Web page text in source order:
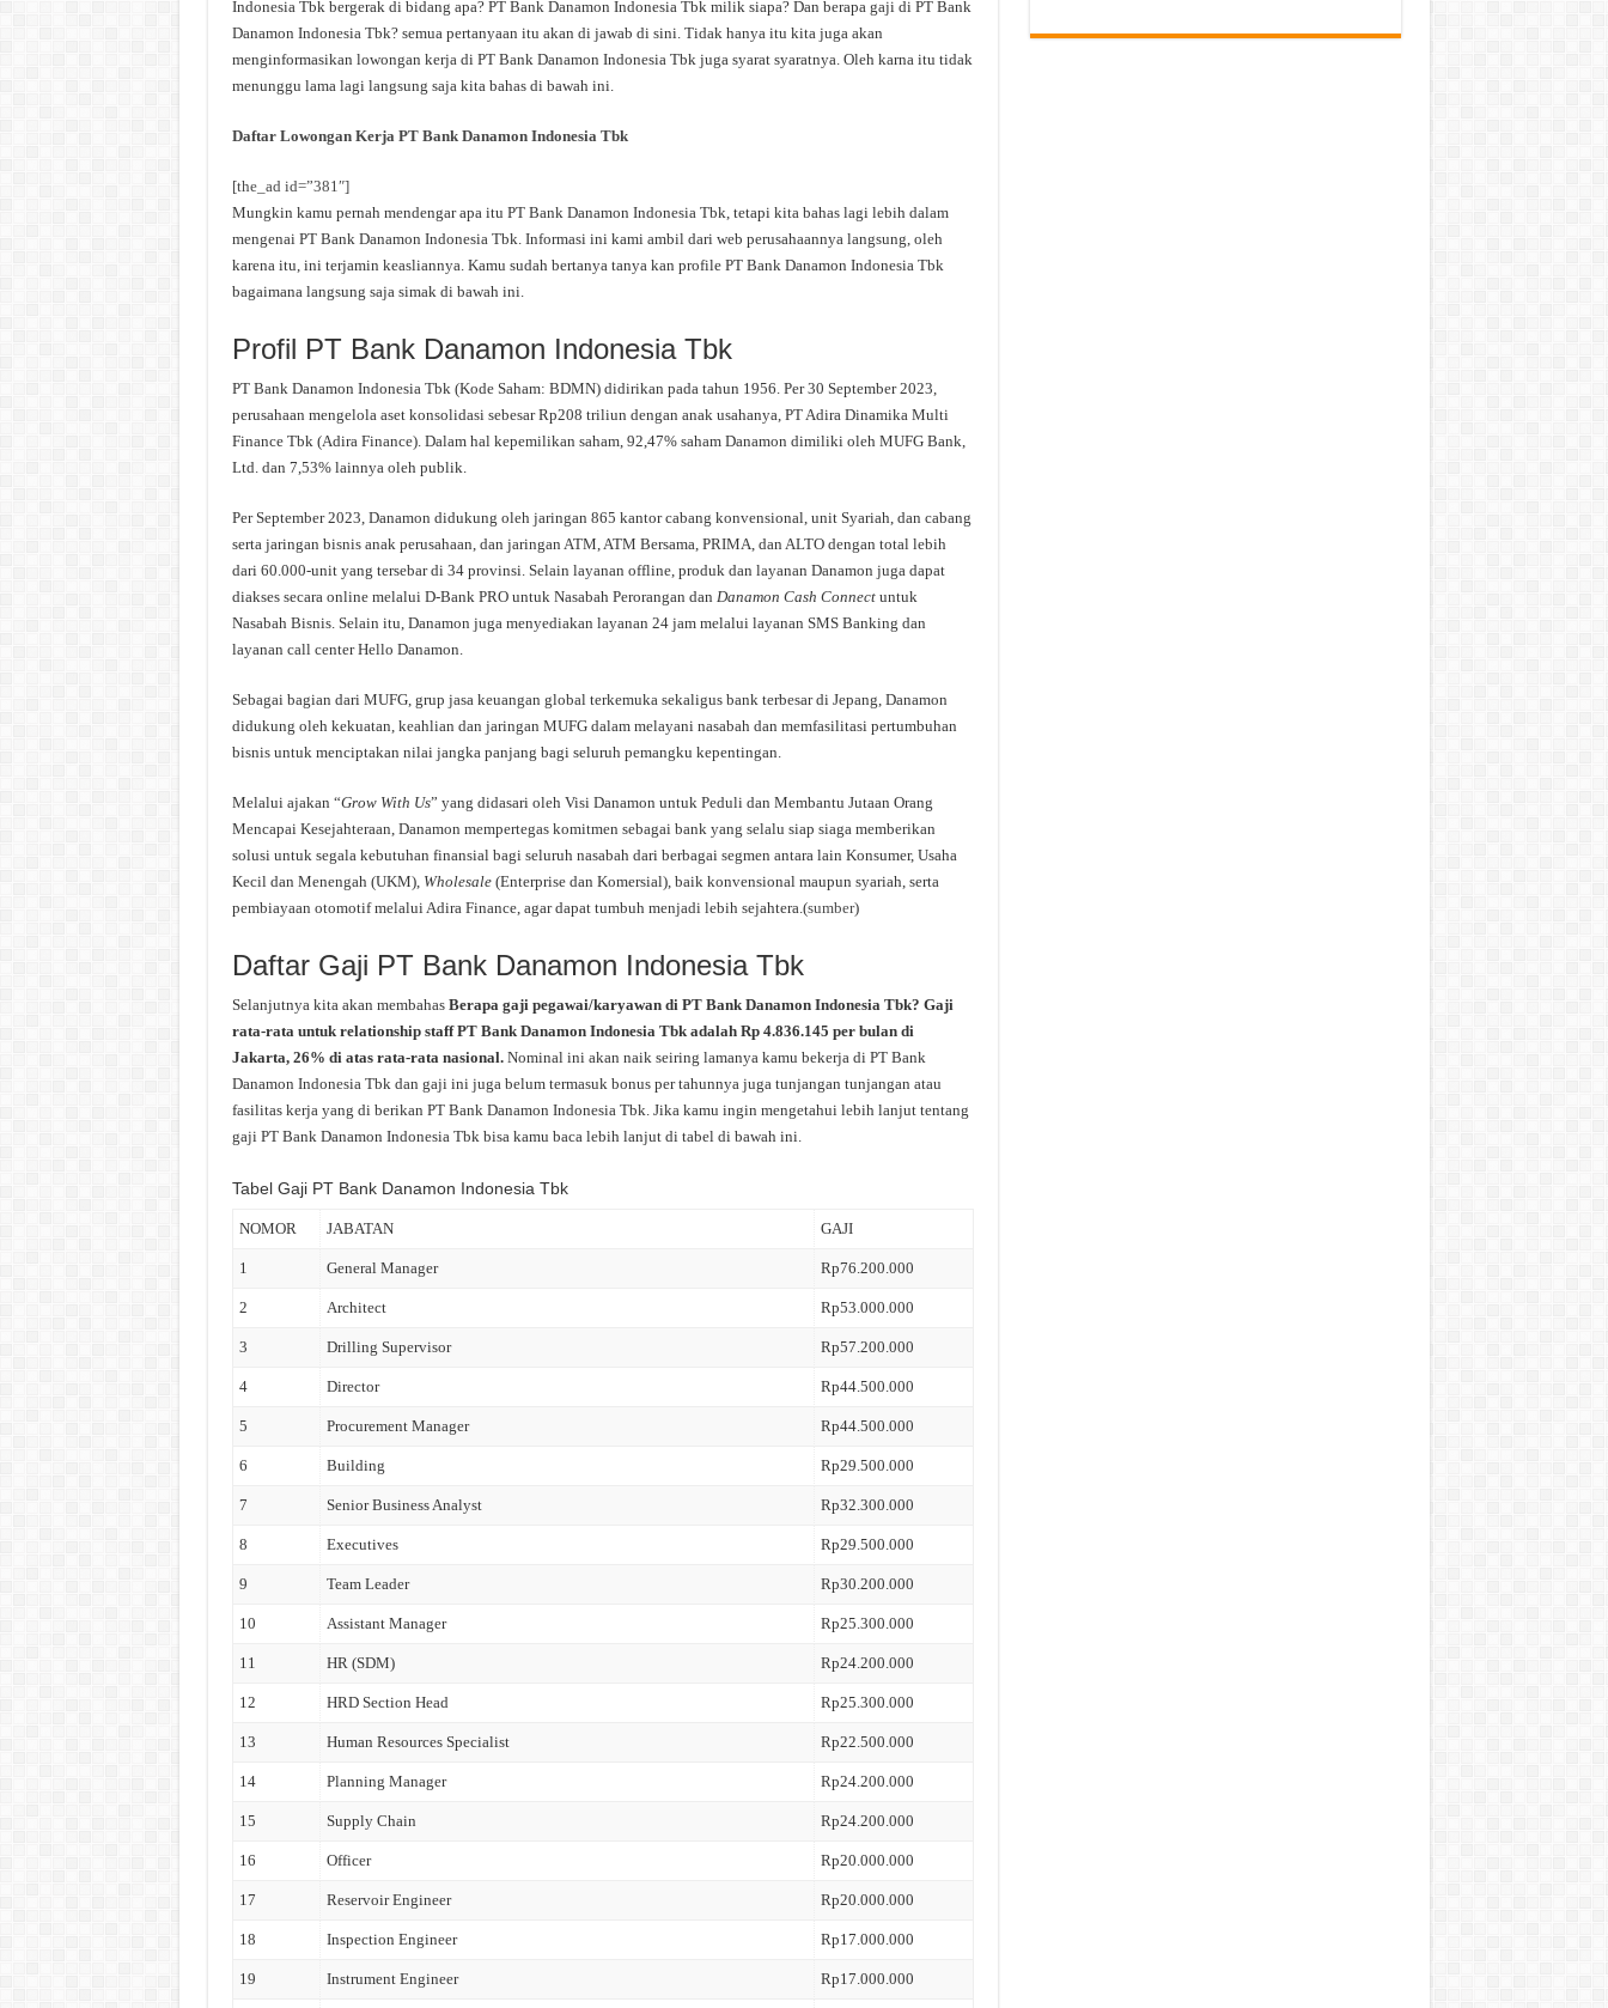
Indonesia Tbk bergerak di bidang apa? PT Bank Danamon Indonesia Tbk milik siapa? Dan berapa gaji di PT Bank
Danamon Indonesia Tbk? semua pertanyaan itu akan di jawab di sini. Tidak hanya itu kita juga akan
menginformasikan lowongan kerja di PT Bank Danamon Indonesia Tbk juga syarat syaratnya. Oleh karna itu tidak
menunggu lama lagi langsung saja kita bahas di bawah ini.
Daftar Lowongan Kerja PT Bank Danamon Indonesia Tbk
[the_ad id=”381″]
Mungkin kamu pernah mendengar apa itu PT Bank Danamon Indonesia Tbk, tetapi kita bahas lagi lebih dalam
mengenai PT Bank Danamon Indonesia Tbk. Informasi ini kami ambil dari web perusahaannya langsung, oleh
karena itu, ini terjamin keasliannya. Kamu sudah bertanya tanya kan profile PT Bank Danamon Indonesia Tbk
bagaimana langsung saja simak di bawah ini.
Profil PT Bank Danamon Indonesia Tbk
PT Bank Danamon Indonesia Tbk (Kode Saham: BDMN) didirikan pada tahun 1956. Per 30 September 2023,
perusahaan mengelola aset konsolidasi sebesar Rp208 triliun dengan anak usahanya, PT Adira Dinamika Multi
Finance Tbk (Adira Finance). Dalam hal kepemilikan saham, 92,47% saham Danamon dimiliki oleh MUFG Bank,
Ltd. dan 7,53% lainnya oleh publik.
Per September 2023, Danamon didukung oleh jaringan 865 kantor cabang konvensional, unit Syariah, dan cabang
serta jaringan bisnis anak perusahaan, dan jaringan ATM, ATM Bersama, PRIMA, dan ALTO dengan total lebih
dari 60.000-unit yang tersebar di 34 provinsi. Selain layanan offline, produk dan layanan Danamon juga dapat
diakses secara online melalui D-Bank PRO untuk Nasabah Perorangan dan Danamon Cash Connectuntuk
Nasabah Bisnis. Selain itu, Danamon juga menyediakan layanan 24 jam melalui layanan SMS Banking dan
layanan call center Hello Danamon.
Sebagai bagian dari MUFG, grup jasa keuangan global terkemuka sekaligus bank terbesar di Jepang, Danamon
didukung oleh kekuatan, keahlian dan jaringan MUFG dalam melayani nasabah dan memfasilitasi pertumbuhan
bisnis untuk menciptakan nilai jangka panjang bagi seluruh pemangku kepentingan.
Melalui ajakan “Grow With Us” yang didasari oleh Visi Danamon untuk Peduli dan Membantu Jutaan Orang
Mencapai Kesejahteraan, Danamon mempertegas komitmen sebagai bank yang selalu siap siaga memberikan
solusi untuk segala kebutuhan finansial bagi seluruh nasabah dari berbagai segmen antara lain Konsumer, Usaha
Kecil dan Menengah (UKM), Wholesale(Enterprise dan Komersial), baik konvensional maupun syariah, serta
pembiayaan otomotif melalui Adira Finance, agar dapat tumbuh menjadi lebih sejahtera.(sumber)
Daftar Gaji PT Bank Danamon Indonesia Tbk
Selanjutnya kita akan membahas Berapa gaji pegawai/karyawan di PT Bank Danamon Indonesia Tbk? Gaji
rata-rata untuk relationship staff PT Bank Danamon Indonesia Tbk adalah Rp 4.836.145 per bulan di
Jakarta, 26% di atas rata-rata nasional. Nominal ini akan naik seiring lamanya kamu bekerja di PT Bank
Danamon Indonesia Tbk dan gaji ini juga belum termasuk bonus per tahunnya juga tunjangan tunjangan atau
fasilitas kerja yang di berikan PT Bank Danamon Indonesia Tbk. Jika kamu ingin mengetahui lebih lanjut tentang
gaji PT Bank Danamon Indonesia Tbk bisa kamu baca lebih lanjut di tabel di bawah ini.
Tabel Gaji PT Bank Danamon Indonesia Tbk
NOMOR JABATAN GAJI
1 General Manager Rp76.200.000
2 Architect Rp53.000.000
3 Drilling Supervisor Rp57.200.000
4 Director Rp44.500.000
5 Procurement Manager Rp44.500.000
6 Building Rp29.500.000
7 Senior Business Analyst Rp32.300.000
8 Executives Rp29.500.000
9 Team Leader Rp30.200.000
10 Assistant Manager Rp25.300.000
11 HR (SDM) Rp24.200.000
12 HRD Section Head Rp25.300.000
13 Human Resources Specialist Rp22.500.000
14 Planning Manager Rp24.200.000
15 Supply Chain Rp24.200.000
16 Officer Rp20.000.000
17 Reservoir Engineer Rp20.000.000
18 Inspection Engineer Rp17.000.000
19 Instrument Engineer Rp17.000.000